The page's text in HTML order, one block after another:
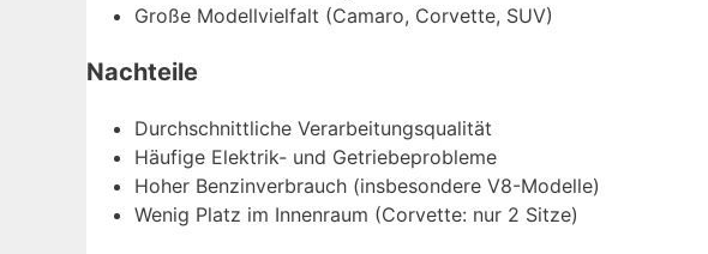
Große Modellvielfalt (Camaro, Corvette, SUV)
Nachteile
Durchschnittliche Verarbeitungsqualität
Häufige Elektrik- und Getriebeprobleme
Hoher Benzinverbrauch (insbesondere V8-Modelle)
Wenig Platz im Innenraum (Corvette: nur 2 Sitze)